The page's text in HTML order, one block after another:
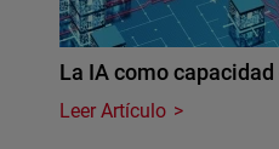
La IA como
Leer Artículo